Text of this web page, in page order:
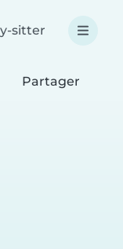
sitter
Partager